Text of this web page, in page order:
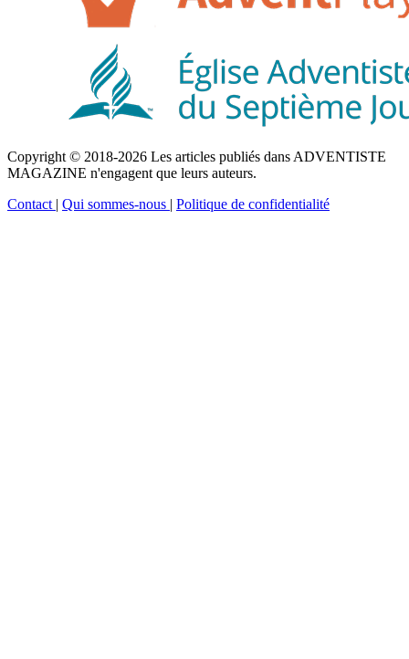
Copyright © 2018-2026 Les articles publiés dans ADVENTISTE
MAGAZINE n'engagent que leurs auteurs.
Contact | Qui sommes-nous | Politique de confidentialité